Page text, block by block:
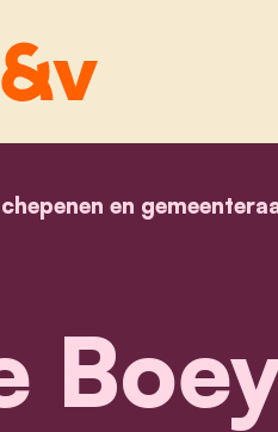
home en
bernadette boeykens